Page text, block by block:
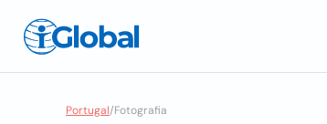
Portugal/Fotografia